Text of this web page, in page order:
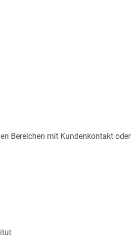
Bereichen mit Kundenkontakt oder